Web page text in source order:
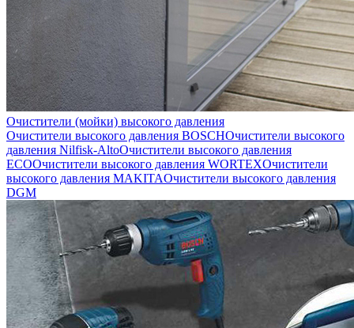
Очистители (мойки) высокого давления
Очистители высокого давления BOSCHОчистители высокого
давления Nilfisk-AltoОчистители высокого давления
ECOОчистители высокого давления WORTEXОчистители
высокого давления MAKITAОчистители высокого давления
DGM